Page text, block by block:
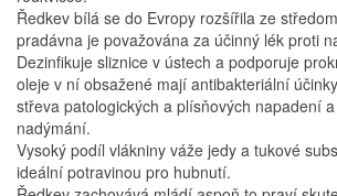
Ředkev bílá se do Evropy rozšířila ze
pradávna je považována za účinný lék proti
Dezinfikuje sliznice v ústech a podporuje
oleje v ní obsažené mají antibakteriální
střeva patologických a plísňových napadení
nadýmání.
Vysoký podíl vlákniny váže jedy a tukové
ideální potravinou pro hubnutí.